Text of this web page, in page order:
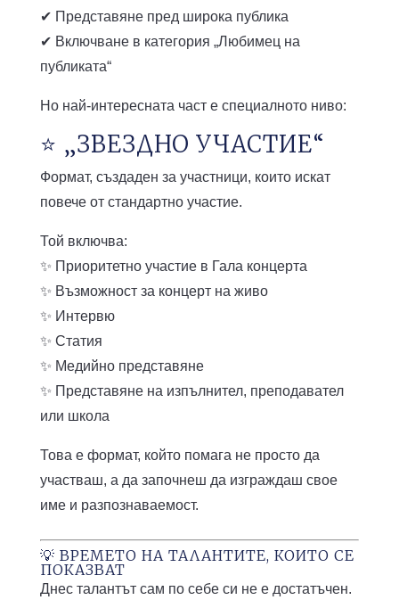
✔ Представяне пред широка публика
✔ Включване в категория „Любимец на
публиката“
Но най-интересната част е специалното ниво:
⭐ „ЗВЕЗДНО УЧАСТИЕ“
Формат, създаден за участници, които искат
повече от стандартно участие.
Той включва:
✨ Приоритетно участие в Гала концерта
✨ Възможност за концерт на живо
✨ Интервю
✨ Статия
✨ Медийно представяне
✨ Представяне на изпълнител, преподавател
или школа
Това е формат, който помага не просто да
участваш, а да започнеш да изграждаш свое
име и разпознаваемост.
💡 ВРЕМЕТО НА ТАЛАНТИТЕ, КОИТО СЕ
ПОКАЗВАТ
Днес талантът сам по себе си не е достатъчен.